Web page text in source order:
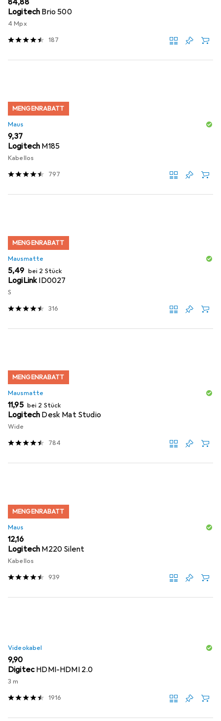
Logitech Brio 500
4 Mpx
187
MENGENRABATT
Maus
EUR
9,37
Logitech M185
Kabellos
797
MENGENRABATT
Mausmatte
EUR
5,49 bei 2 Stück
LogiLinkID0027
S
316
MENGENRABATT
Mausmatte
EUR
11,95 bei 2 Stück
Logitech Desk Mat Studio
Wide
784
MENGENRABATT
Maus
EUR
12,16
Logitech M220 Silent
Kabellos
939
Videokabel
EUR
9,90
DigitecHDMI-HDMI 2.0
3 m
1916